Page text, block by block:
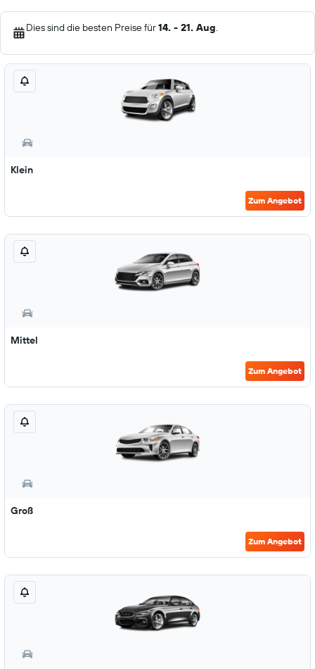
Dies sind die besten Preise für14. - 21. Aug.
Klein
Zum Angebot
Mittel
Zum Angebot
Groß
Zum Angebot